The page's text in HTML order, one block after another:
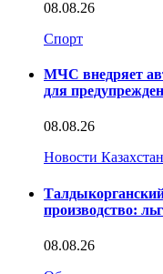
08.08.26
Спорт
МЧС внедряет
для
08.08.26
Новости
производство:
08.08.26